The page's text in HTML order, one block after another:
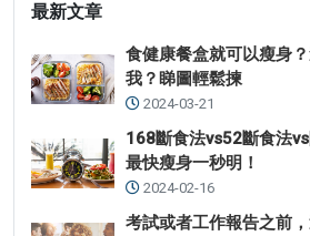
最新文章
食健康餐盒就可以瘦身
我？睇圖輕鬆揀
2024-03-21
168斷食法vs52斷食法
最快瘦身一秒明！
2024-02-16
考試或者工作報告之前